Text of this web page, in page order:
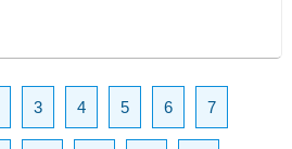
3 4 5 6 7